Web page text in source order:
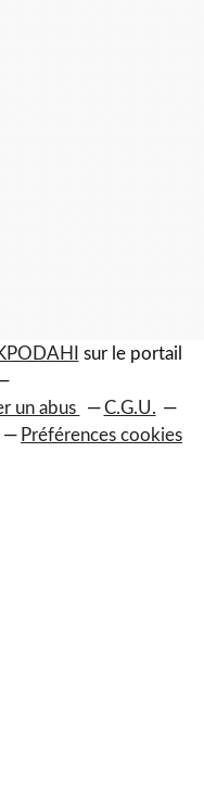
sur le portail
un abus
C.G.U.
Préférences cookies